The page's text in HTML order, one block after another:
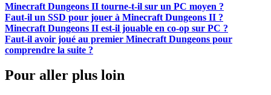
Minecraft Dungeons II tourne-t-il sur un PC moyen ?
Faut-il un SSD pour jouer à Minecraft Dungeons II ?
Minecraft Dungeons II est-il jouable en co-op sur PC ?
Faut-il avoir joué au premier Minecraft Dungeons pour
comprendre la suite ?
Pour aller plus loin